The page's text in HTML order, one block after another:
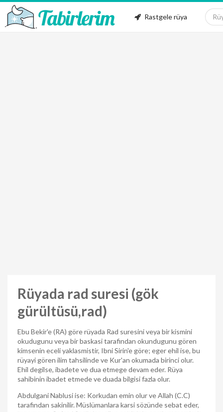
Rastgele rüya
Rüyada rad suresi (gök
gürültüsü,rad)
Ebu Bekir'e (RA) göre rüyada Rad suresini veya bir kismini
okudugunu veya bir baskasi tarafindan okundugunu gören
kimsenin eceli yaklasmistir, Ibni Sirin'e göre; eger ehil ise, bu
rüyayi gören ilim tahsilinde ve Kur'an okumada birinci olur.
Ehil degilse, ibadete ve dua etmege devam eder. Rüya
sahibinin ibadet etmede ve duada bilgisi fazla olur.
Abdulgani Nablusi ise: Korkudan emin olur ve Allah (C.C)
tarafindan sakinilir. Müslümanlara karsi sözünde sebat eder,